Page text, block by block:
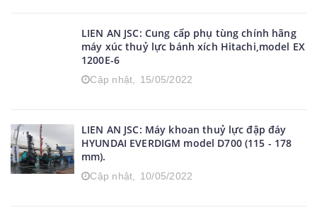
LIEN AN JSC: Cung cấp phụ tùng chính hãng
máy xúc thuỷ lực bánh xích Hitachi,model EX
1200E-6
Cập nhật, 15/05/2022
LIEN AN JSC: Máy khoan thuỷ lực đập đáy
HYUNDAI EVERDIGM model D700 (115 - 178
mm).
Cập nhật, 10/05/2022